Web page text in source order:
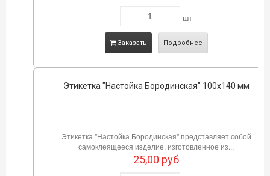
шт
Заказать Подробнее
Этикетка "Настойка Бородинская" 100х140 мм
Этикетка "Настойка Бородинская" представляет собой
самоклеящееся изделие, изготовленное из...
25,00 руб